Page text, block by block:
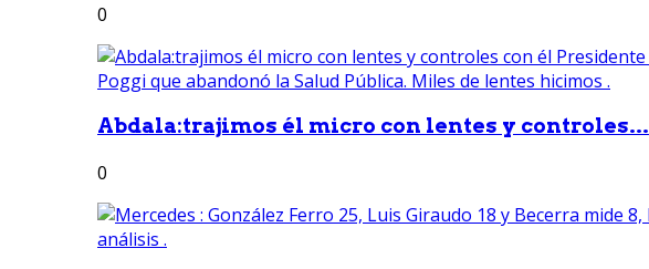
0
Abdala:trajimos él micro con lentes y controles...
0